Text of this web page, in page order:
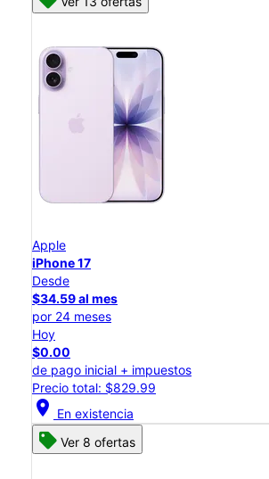
Apple
iPhone 17
Desde
$34.59 al mes
por 24 meses
Hoy
$0.00
de pago inicial + impuestos
Precio total: $829.99
location_on En existencia
Ver 8 ofertas